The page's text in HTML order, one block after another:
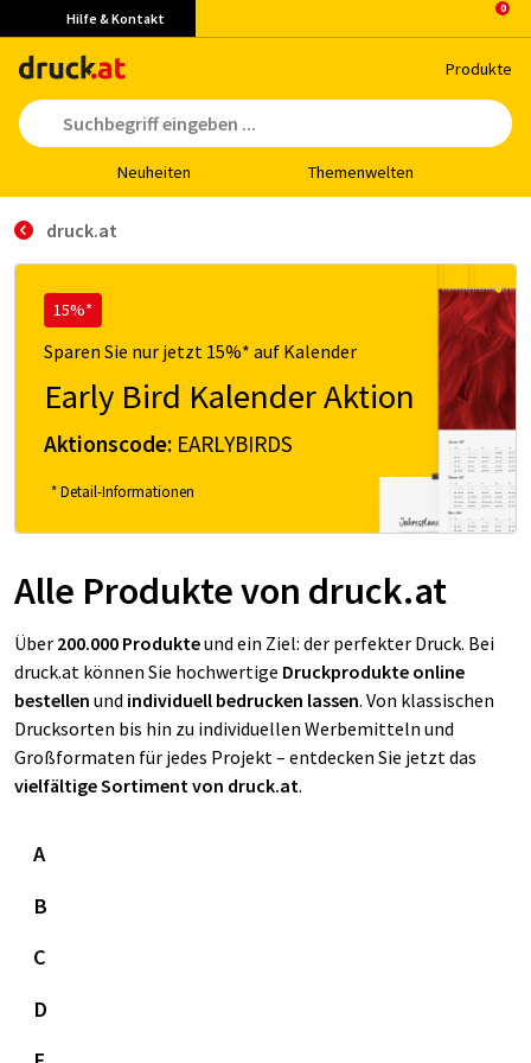
Hilfe & Kontakt
Pro­duk­te
Neu­hei­ten The­men­wel­ten
druck.at
15%*
Sparen Sie nur jetzt 15%* auf Kalender
Early Bird Kalender Aktion
Aktionscode: EARLYBIRDS
* Detail-Informationen
Alle Produkte von druck.at
Über 200.000 Produkteund ein Ziel: der perfekter Druck. Bei
druck.at können Sie hochwertige Druckprodukte online
bestellen und individuell bedrucken lassen. Von klassischen
Drucksorten bis hin zu individuellen Werbemitteln und
Großformaten für jedes Projekt – entdecken Sie jetzt das
vielfältige Sortiment von druck.at.
A
B
C
D